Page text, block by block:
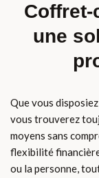
Coffret-
une
Que vous
vous trouverez
moyens sans
flexibilité
ou la personne,